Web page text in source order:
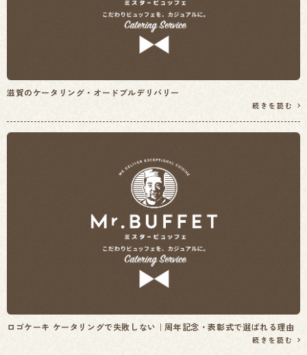
滋賀のケータリング・オードブルデリバリー
続きを読む
ロゴケーキ ケータリングで失敗しない｜周年記念・表彰式で選ばれる理由
続きを読む